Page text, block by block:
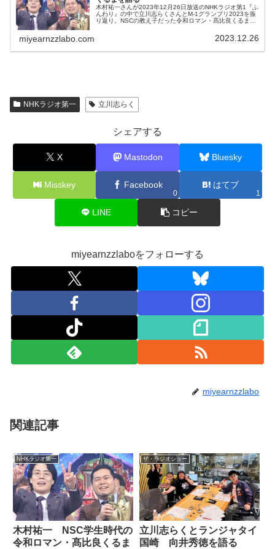
木村祐一さんが2023年12月26日放送のNHKラジオ第1『ふ
んわり』の中で立川志らくさんとM-1グランプリ2023を振
り返り。NSCの教え子だった令和ロマン・髙比良くるまさ
miyearnzzlabo.com 2023.12.26
NHKラジオ第一 立川志らく
シェアする
X Mastodon Bluesky
Misskey Facebook
0
はてブ
1
LINE コピー
miyearnzzlaboをフォローする
miyearnzzlabo
関連記事
NHKラジオ第一
木村祐一 NSC学生時代の
令和ロマン・髙比良くるま
ザ・ラジオショー
立川志らくとランジャタイ
国崎 向井秀徳を語る